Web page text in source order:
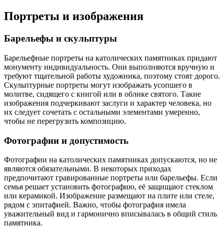
Портреты и изображения
Барельефы и скульптуры
Барельефные портреты на католических памятниках придают
монументу индивидуальность. Они выполняются вручную и
требуют тщательной работы художника, поэтому стоят дорого.
Скульптурные портреты могут изображать усопшего в
молитве, сидящего с книгой или в облике святого. Такие
изображения подчеркивают заслуги и характер человека, но
их следует сочетать с остальными элементами умеренно,
чтобы не перегрузить композицию.
Фотографии и допустимость
Фотографии на католических памятниках допускаются, но не
являются обязательными. В некоторых приходах
предпочитают гравированные портреты или барельефы. Если
семья решает установить фотографию, её защищают стеклом
или керамикой. Изображение размещают на плите или стеле,
рядом с эпитафией. Важно, чтобы фотография имела
уважительный вид и гармонично вписывалась в общий стиль
памятника.